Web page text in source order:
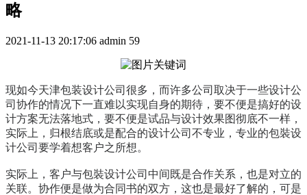
略
2021-11-13 20:17:06 admin 59
现如今天津包装设计公司很多，而许多公司取决于一些设计公
司协作的情况下一直难以实现自身的期待，要不便是搞好的设
计方案无法落地式，要不便是试品与设计效果图彻底不一样，
实际上，归根结底或是配合的设计公司不专业，专业的包裝设
计公司要学着想客户之所想。
实际上，客户与包裝设计公司中间既是合作关系，也是对立的
关联。协作便是做为合同书的双方，这也是最好了解的，可是